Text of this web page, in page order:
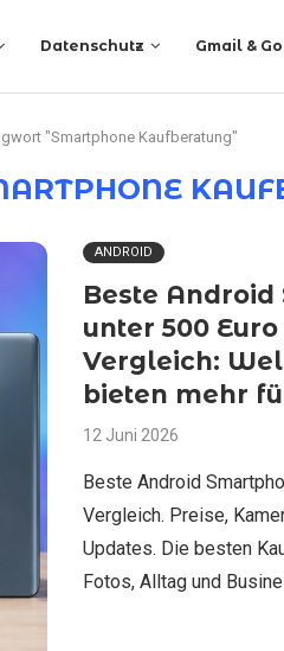
Datenschutz Gmail &
"Smartphone Kaufberatung"
ANDROID
Beste Android
unter 500
Vergleich:
bieten mehr
12 Juni 2026
Beste Android
Vergleich. Preise,
Updates. Die besten
Fotos, Alltag und